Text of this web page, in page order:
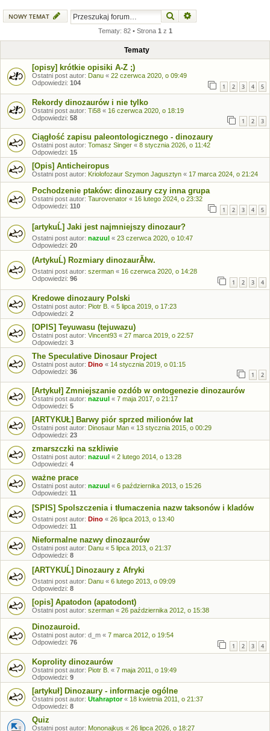
NOWY TEMAT Szukaj
Tematy: 82 • Strona 1 z 1
Tematy
[opisy] krótkie opisiki A-Z ;)
Ostatni post autor: Danu « 22 czerwca 2020, o 09:49
Odpowiedzi: 104 1 2 3 4 5
Rekordy dinozaurów i nie tylko
Ostatni post autor: Ti58 « 16 czerwca 2020, o 18:19
Odpowiedzi: 58 1 2 3
Ciągłość zapisu paleontologicznego - dinozaury
Ostatni post autor: Tomasz Singer « 8 stycznia 2026, o 11:42
Odpowiedzi: 15
[Opis] Anticheiropus
Ostatni post autor: Kriolofozaur Szymon Jagusztyn « 17 marca 2024, o 21:24
Pochodzenie ptaków: dinozaury czy inna grupa
Ostatni post autor: Taurovenator « 16 lutego 2024, o 23:32
Odpowiedzi: 110 1 2 3 4 5
[artykuĹ] Jaki jest najmniejszy dinozaur?
Ostatni post autor: nazuul « 23 czerwca 2020, o 10:47
Odpowiedzi: 20
(ArtykuĹ) Rozmiary dinozaurĂłw.
Ostatni post autor: szerman « 16 czerwca 2020, o 14:28
Odpowiedzi: 96 1 2 3 4
Kredowe dinozaury Polski
Ostatni post autor: Piotr B. « 5 lipca 2019, o 17:23
Odpowiedzi: 2
[OPIS] Teyuwasu (tejuwazu)
Ostatni post autor: Vincent93 « 27 marca 2019, o 22:57
Odpowiedzi: 3
The Speculative Dinosaur Project
Ostatni post autor: Dino « 14 stycznia 2019, o 01:15
Odpowiedzi: 36 1 2
[Artykuł] Zmniejszanie ozdób w ontogenezie dinozaurów
Ostatni post autor: nazuul « 7 maja 2017, o 21:17
Odpowiedzi: 5
[ARTYKUŁ] Barwy piór sprzed milionów lat
Ostatni post autor: Dinosaur Man « 13 stycznia 2015, o 00:29
Odpowiedzi: 23
zmarszczki na szkliwie
Ostatni post autor: nazuul « 2 lutego 2014, o 13:28
Odpowiedzi: 4
ważne prace
Ostatni post autor: nazuul « 6 października 2013, o 15:26
Odpowiedzi: 11
[SPIS] Spolszczenia i tłumaczenia nazw taksonów i kladów
Ostatni post autor: Dino « 26 lipca 2013, o 13:40
Odpowiedzi: 11
Nieformalne nazwy dinozaurów
Ostatni post autor: Danu « 5 lipca 2013, o 21:37
Odpowiedzi: 8
[ARTYKUĹ] Dinozaury z Afryki
Ostatni post autor: Danu « 6 lutego 2013, o 09:09
Odpowiedzi: 8
[opis] Apatodon (apatodont)
Ostatni post autor: szerman « 26 października 2012, o 15:38
Dinozauroid.
Ostatni post autor: d_m « 7 marca 2012, o 19:54
Odpowiedzi: 76 1 2 3 4
Koprolity dinozaurów
Ostatni post autor: Piotr B. « 7 maja 2011, o 19:49
Odpowiedzi: 9
[artykuł] Dinozaury - informacje ogólne
Ostatni post autor: Utahraptor« 18 kwietnia 2011, o 21:37
Odpowiedzi: 8
Quiz
Ostatni post autor: Mononajkus « 26 lipca 2026, o 18:27